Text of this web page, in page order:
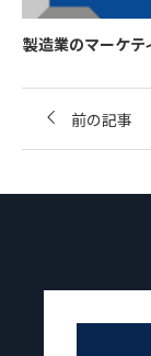
製造業のマーケテ
前の記事